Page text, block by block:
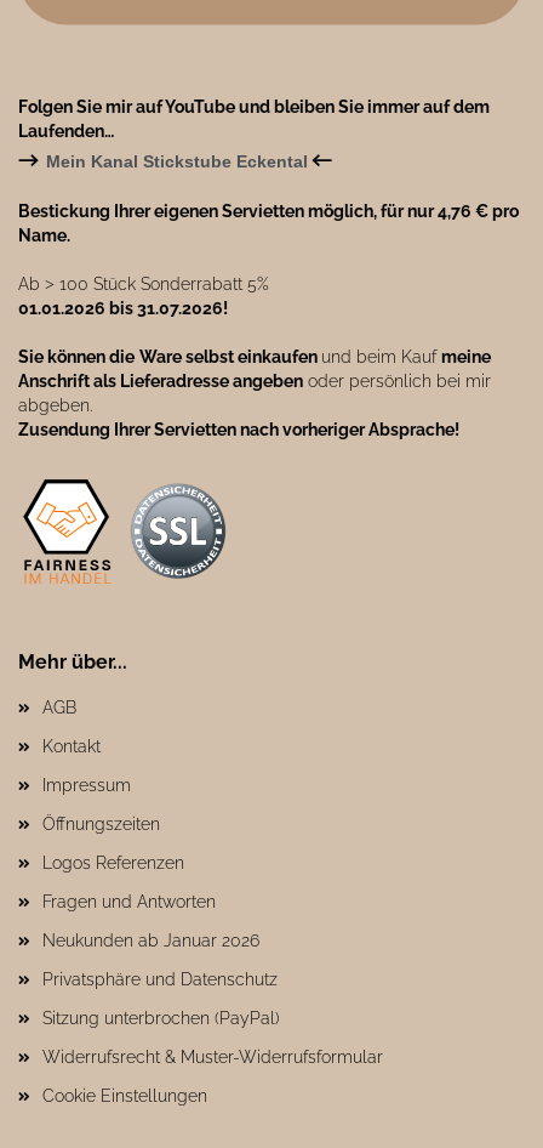
Folgen Sie mir auf YouTube und bleiben Sie immer auf dem
Laufenden…
→ Mein Kanal Stickstube Eckental ←
Bestickung Ihrer eigenen Servietten möglich, für nur 4,76 € pro
Name.
Ab ˃ 100 Stück Sonderrabatt 5%
01.01.2026 bis 31.07.2026!
Sie können die Ware selbst einkaufen und beim Kaufmeine
Anschrift als Lieferadresse angeben oder persönlich bei mir
abgeben.
Zusendung Ihrer Servietten nach vorheriger Absprache!
Mehr über...
AGB
Kontakt
Impressum
Öffnungszeiten
Logos Referenzen
Fragen und Antworten
Neukunden ab Januar 2026
Privatsphäre und Datenschutz
Sitzung unterbrochen (PayPal)
Widerrufsrecht & Muster-Widerrufsformular
Cookie Einstellungen